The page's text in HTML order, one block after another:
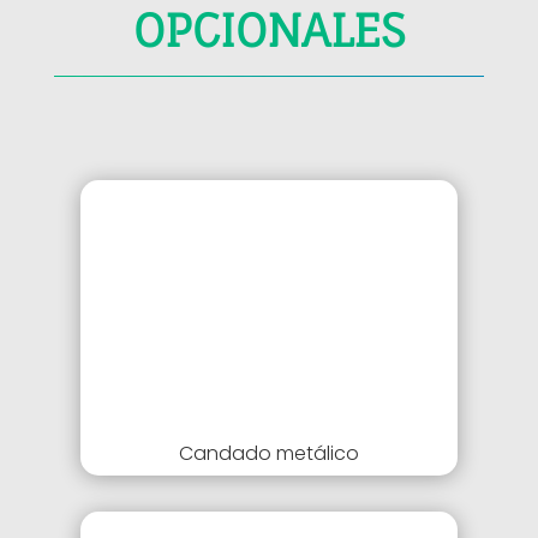
OPCIONALES
Candado metálico